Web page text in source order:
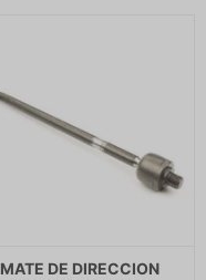
MATE DE DIRECCION